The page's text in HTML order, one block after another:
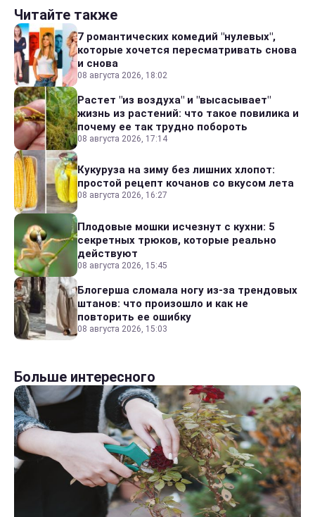
Читайте также
7 романтических комедий "нулевых",
которые хочется пересматривать снова
и снова
08 августа 2026, 18:02
Растет "из воздуха" и "высасывает"
жизнь из растений: что такое повилика и
почему ее так трудно побороть
08 августа 2026, 17:14
Кукуруза на зиму без лишних хлопот:
простой рецепт кочанов со вкусом лета
08 августа 2026, 16:27
Плодовые мошки исчезнут с кухни: 5
секретных трюков, которые реально
действуют
08 августа 2026, 15:45
Блогерша сломала ногу из-за трендовых
штанов: что произошло и как не
повторить ее ошибку
08 августа 2026, 15:03
Больше интересного